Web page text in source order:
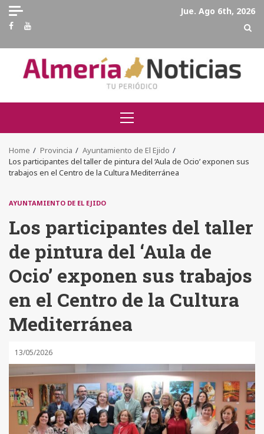
Skip
content
Jue. Ago 6th, 2026
Facebook
Youtube
Primary
Menu
Home Provincia
Ayuntamiento de El Ejido
Los participantes del taller de pintura del ‘Aula de Ocio’ exponen sus
trabajos en el Centro de la Cultura Mediterránea
AYUNTAMIENTO DE EL EJIDO
Los participantes del taller
de pintura del ‘Aula de
Ocio’ exponen sus trabajos
en el Centro de la Cultura
Mediterránea
13/05/2026